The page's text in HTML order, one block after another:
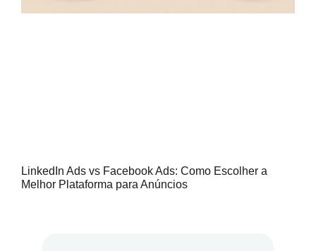
LinkedIn Ads vs Facebook Ads: Como Escolher a
Melhor Plataforma para Anúncios